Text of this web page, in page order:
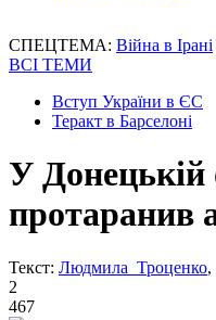
СПЕЦТЕМА: Війна в Ірані
ВСІ ТЕМИ
Вступ України в ЄС
Теракт в Барселоні
У Донецькій
протаранив
Текст: Людмила Троценко,
2
467